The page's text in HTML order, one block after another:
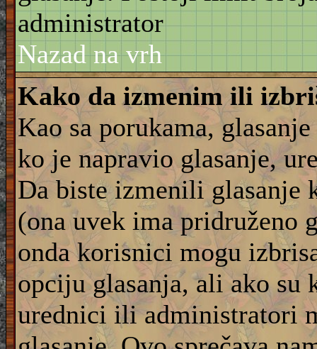
administrator
Nazad na vrh
Kako da izmenim ili
Kao sa porukama,
ko je napravio glasanje,
Da biste izmenili glasanje
(ona uvek ima pridruženo
onda korisnici mogu
opciju glasanja, ali ako su
urednici ili administratori